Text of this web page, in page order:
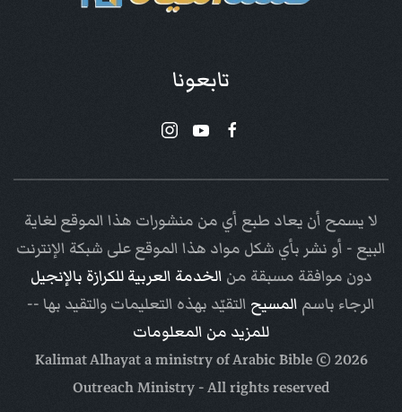
تابعونا
لا يسمح أن يعاد طبع أي من منشورات هذا الموقع لغاية
البيع - أو نشر بأي شكل مواد هذا الموقع على شبكة الإنترنت
دون موافقة مسبقة من الخدمة العربية للكرازة بالإنجيل
الرجاء باسم المسيح التقيّد بهذه التعليمات والتقيد بها --
للمزيد من المعلومات
2026
© Kalimat Alhayat a ministry of
Arabic Bible
Outreach Ministry- All rights reserved